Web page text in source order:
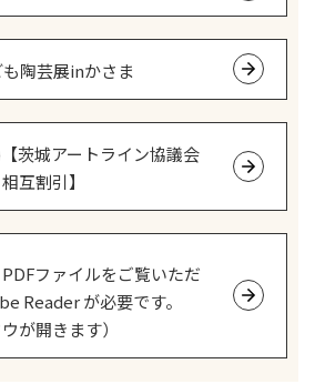
陶芸展inかさま
茨城アートライン協議会
互割引】
PDFファイルをご覧いただ
Reader が必要です。
が開きます）